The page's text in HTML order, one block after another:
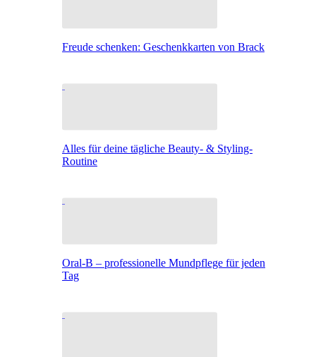
Freude schenken: Geschenkkarten von Brack
Alles für deine tägliche Beauty- & Styling-
Routine
Oral-B – professionelle Mundpflege für jeden
Tag